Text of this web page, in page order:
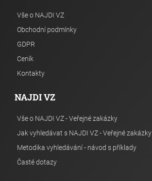
Vše o NAJDI VZ
Obchodní podmínky
GDPR
Ceník
Kontakty
NAJDI VZ
Vše o NAJDI VZ - Veřejné zakázky
Jak vyhledávat s NAJDI VZ - Veřejné zakázky
Metodika vyhledávání - návod s příklady
Časté dotazy